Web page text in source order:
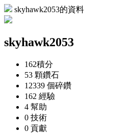
skyhawk2053的資料
skyhawk2053
162積分
53 顆鑽石
12339 個碎鑽
162 經驗
4 幫助
0 技術
0 貢獻